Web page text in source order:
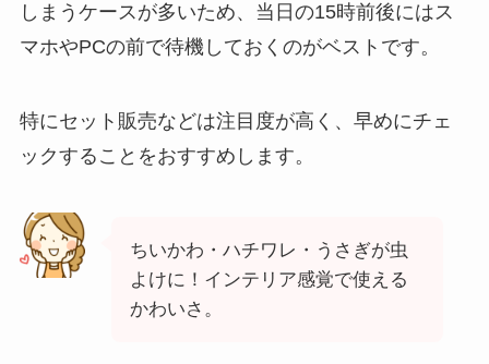
しまうケースが多いため、当日の15時前後にはス
マホやPCの前で待機しておくのがベストです。
特にセット販売などは注目度が高く、早めにチェ
ックすることをおすすめします。
ちいかわ・ハチワレ・うさぎが虫
よけに！インテリア感覚で使える
かわいさ。